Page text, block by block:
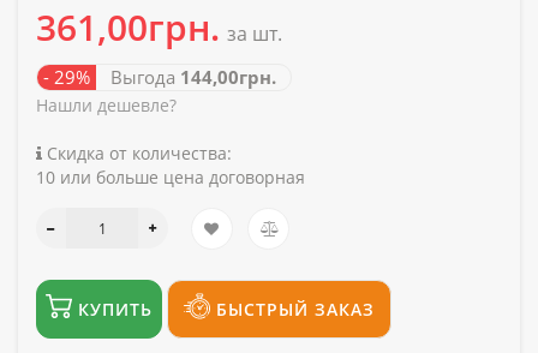
361,00грн. за шт.
- 29% Выгода 144,00грн.
Нашли дешевле?
Скидка от количества:
10 или больше цена договорная
КУПИТЬ БЫСТРЫЙ ЗАКАЗ